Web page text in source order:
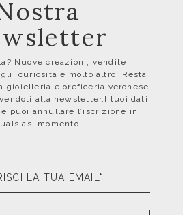
Nuove creazioni, vendite
curiosità e molto altro! Resta
gioielleria e oreficeria veronese
alla newsletter.I tuoi dati
puoi annullare l’iscrizione in
momento.